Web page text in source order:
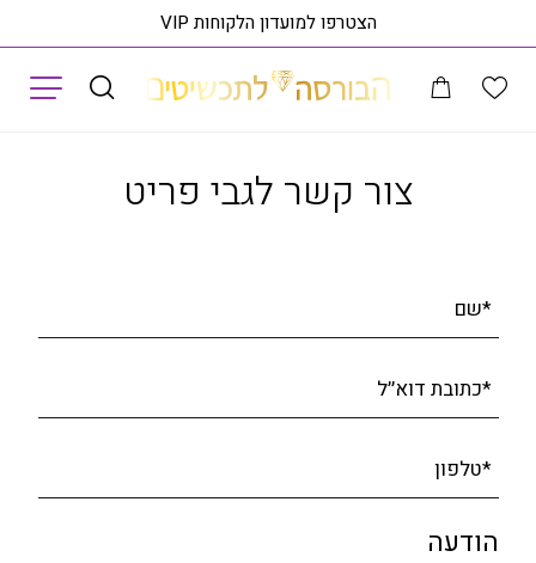
הצטרפו למועדון הלקוחות VIP
צור קשר לגבי פריט
*שם
*כתובת דוא׳׳ל
*טלפון
הודעה